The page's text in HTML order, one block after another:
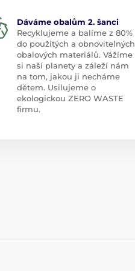
Dáváme obalům 2. šanci
Recyklujeme a balíme z 80%
do použitých a obnovitelných
obalových materiálů. Vážíme
si naší planety a záleží nám
na tom, jakou ji necháme
dětem. Usilujeme o
ekologickou ZERO WASTE
firmu.